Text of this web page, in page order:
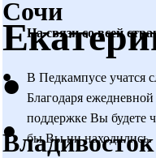
Да, возможно.
Российской
профессиональное
повышение
обеспечение
меняющимся
Сочи
•
Владивосток
•
•
На связи со всей
В Педкампусе учатся
Благодаря
поддержке Вы будете
бы Вы ни находились.